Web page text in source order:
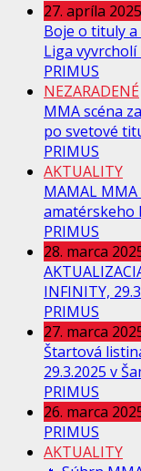
27. apríla 2025
Boje o tituly
Liga vyvrcholí
PRIMUS
NEZARADENÉ
MMA scéna
po svetové
PRIMUS
AKTUALITY
MAMAL
amatérskeho
PRIMUS
28. marca
INFINITY,
PRIMUS
27. marca
Štartová
29.3.2025 v
PRIMUS
26. marca
PRIMUS
AKTUALITY